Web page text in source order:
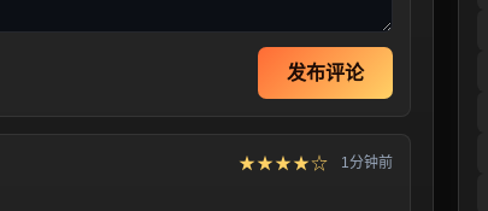
发布评论
★★★★☆ 1分钟前